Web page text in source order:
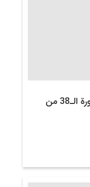
مؤسسة سمت تشارك في الدورة الـ38 من